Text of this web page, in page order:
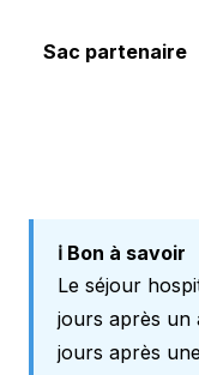
Sac partenaire
ℹ️ Bon à savoir
Le séjour
jours après un
jours après